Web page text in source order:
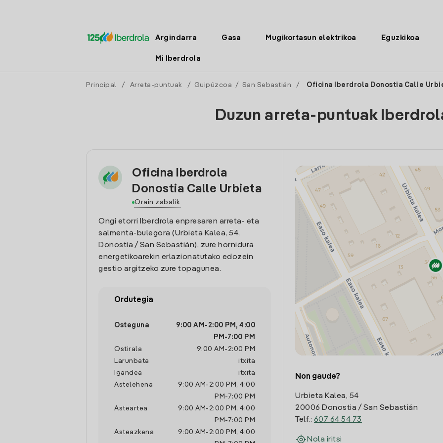
Argindarra Gasa Mugikortasun elektrikoa Eguzkikoa
Mi Iberdrola
Principal / Arreta-puntuak / Guipúzcoa / San Sebastián / Oficina Iberdrola Donostia Calle
Duzun arreta-puntuak
Oficina Iberdrola
Donostia Calle Urbieta
Orain zabalik
Ongi etorri Iberdrola enpresaren arreta- eta
salmenta-bulegora (Urbieta Kalea, 54,
Donostia / San Sebastián), zure hornidura
energetikoarekin erlazionatutako edozein
gestio argitzeko zure topagunea.
Ordutegia
Osteguna 9:00 AM - 2:00 PM , 4:00
PM -7:00 PM
Ostirala
9:00 AM - 2:00 PM
Larunbata
itxita
Igandea
itxita
Astelehena
9:00 AM - 2:00 PM , 4:00
PM -7:00 PM
Asteartea
9:00 AM - 2:00 PM , 4:00
PM -7:00 PM
Asteazkena
9:00 AM - 2:00 PM , 4:00
Non gaude?
Urbieta Kalea, 54
20006 Donostia / San Sebastián
Telf.: 607 64 54 73
Nola iritsi